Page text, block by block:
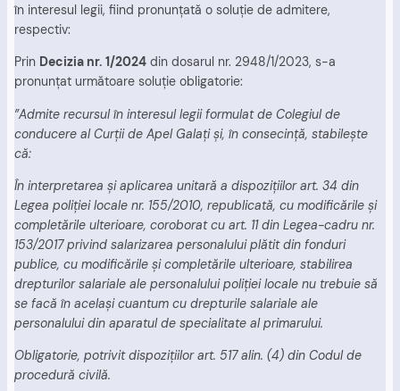
în interesul legii, fiind pronunțată o soluție de admitere,
respectiv:
Prin Decizia nr. 1/2024 din dosarul nr. 2948/1/2023, s-a
pronunțat următoare soluție obligatorie:
”Admite recursul în interesul legii formulat de Colegiul de
conducere al Curţii de Apel Galaţi şi, în consecinţă, stabileşte
că:
În interpretarea şi aplicarea unitară a dispoziţiilor art. 34 din
Legea poliţiei locale nr. 155/2010, republicată, cu modificările şi
completările ulterioare, coroborat cu art. 11 din Legea-cadru nr.
153/2017 privind salarizarea personalului plătit din fonduri
publice, cu modificările şi completările ulterioare, stabilirea
drepturilor salariale ale personalului poliţiei locale nu trebuie să
se facă în acelaşi cuantum cu drepturile salariale ale
personalului din aparatul de specialitate al primarului.
Obligatorie, potrivit dispozițiilor art. 517 alin. (4) din Codul de
procedură civilă.